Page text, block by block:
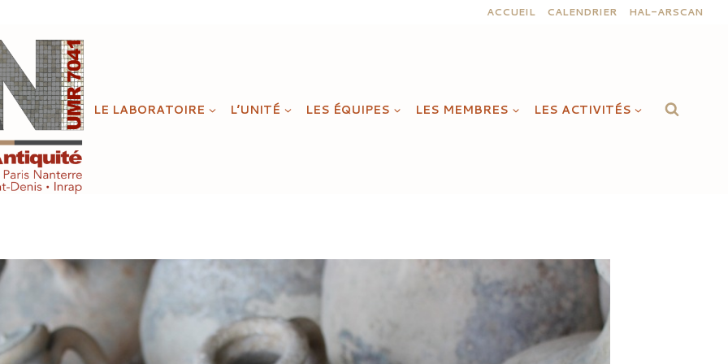
ACCUEIL CALENDRIER HAL-ARSCAN
LE LABORATOIRE L’UNITÉ LES ÉQUIPES LES MEMBRES LES ACTIVITÉS